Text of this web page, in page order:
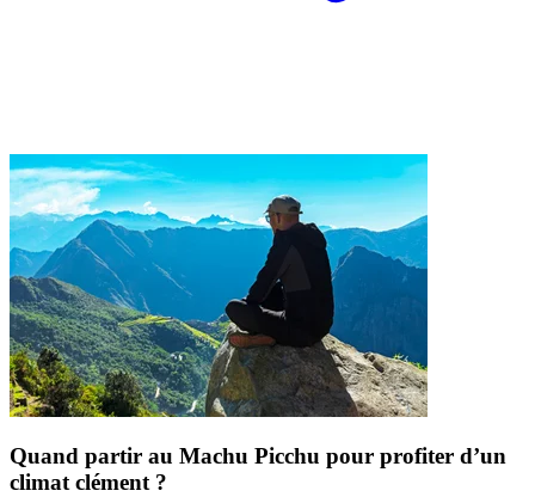
Quand partir au Machu Picchu pour profiter d’un
climat clément ?